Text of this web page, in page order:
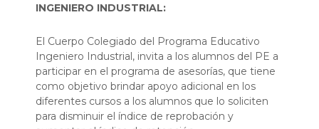
INGENIERO INDUSTRIAL:
El Cuerpo Colegiado del Programa Educativo
Ingeniero Industrial, invita a los alumnos del PE a
participar en el programa de asesorías, que tiene
como objetivo brindar apoyo adicional en los
diferentes cursos a los alumnos que lo soliciten
para disminuir el índice de reprobación y